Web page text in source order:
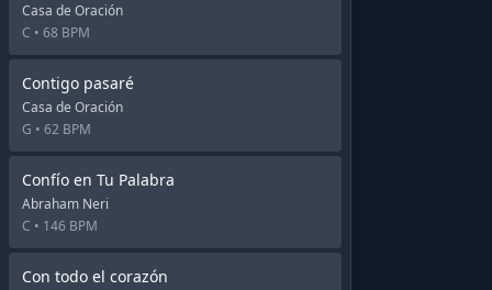
Casa de Oración
C • 68 BPM
Contigo pasaré
Casa de Oración
G • 62 BPM
Confío en Tu Palabra
Abraham Neri
C • 146 BPM
Con todo el corazón